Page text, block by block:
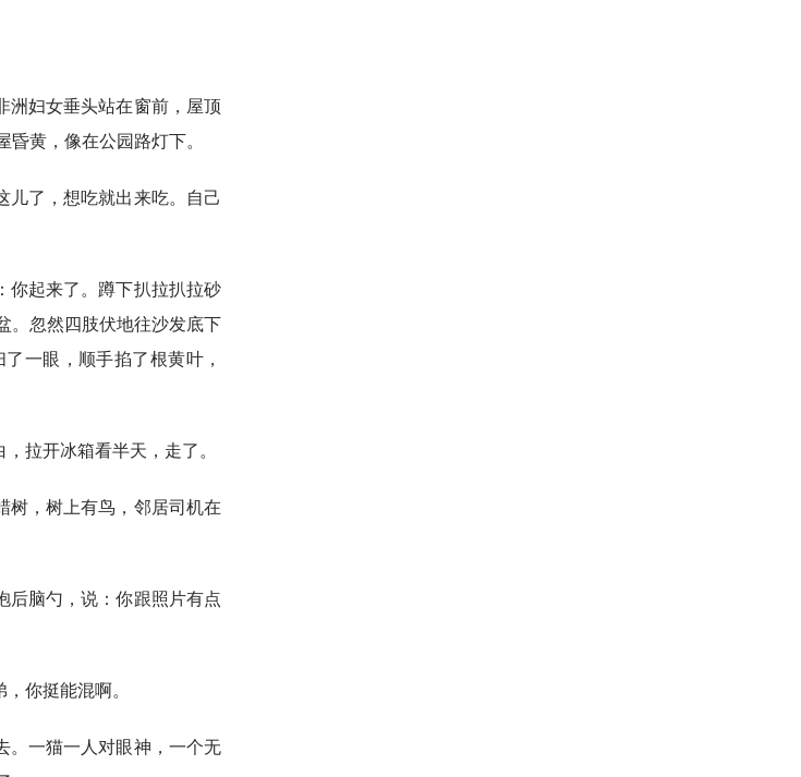
洲妇女垂头站在窗前，屋顶
黄，像在公园路灯下。
儿了，想吃就出来吃。自己
你起来了。蹲下扒拉扒拉砂
。忽然四肢伏地往沙发底下
一眼，顺手掐了根黄叶，
拉开冰箱看半天，走了。
树，树上有鸟，邻居司机在
后脑勺，说：你跟照片有点
你挺能混啊。
。一猫一人对眼神，一个无